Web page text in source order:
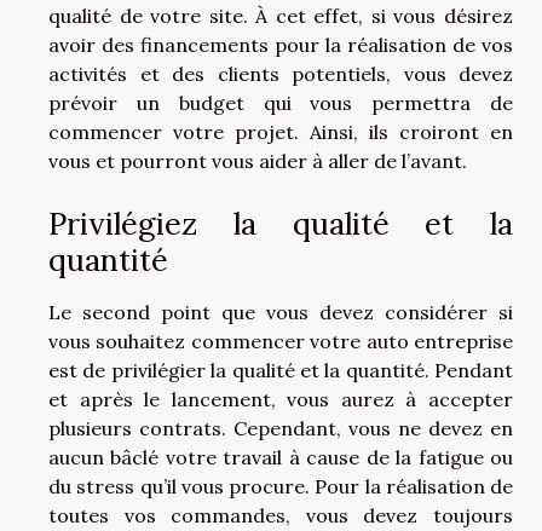
qualité de votre site. À cet effet, si vous désirez
avoir des financements pour la réalisation de vos
activités et des clients potentiels, vous devez
prévoir un budget qui vous permettra de
commencer votre projet. Ainsi, ils croiront en
vous et pourront vous aider à aller de l’avant.
Privilégiez la qualité et la
quantité
Le second point que vous devez considérer si
vous souhaitez commencer votre auto entreprise
est de privilégier la qualité et la quantité. Pendant
et après le lancement, vous aurez à accepter
plusieurs contrats. Cependant, vous ne devez en
aucun bâclé votre travail à cause de la fatigue ou
du stress qu’il vous procure. Pour la réalisation de
toutes vos commandes, vous devez toujours